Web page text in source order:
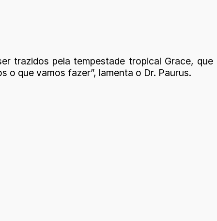
trazidos pela tempestade tropical Grace, que
o que vamos fazer”, lamenta o Dr. Paurus.